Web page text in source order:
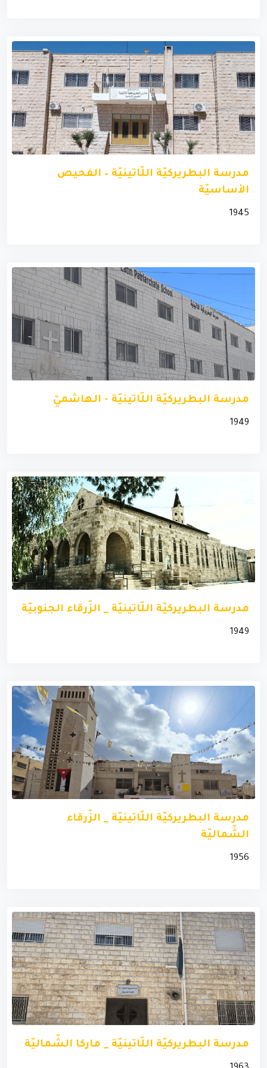
مدرسة البطريركيّة اللّاتينيّة – الفحيص
الأساسيّة
1945
مدرسة البطريركيّة اللّاتينيّة - الهاشميّ
1949
مدرسة البطريركيّة اللّاتينيّة _ الزّرقاء الجنوبيّة
1949
مدرسة البطريركيّة اللّاتينيّة _ الزّرقاء
الشّماليّة
1956
مدرسة البطريركيّة اللّاتينيّة _ ماركا الشّماليّة